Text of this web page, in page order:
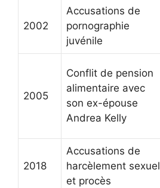
2002
Accusations de
pornographie
juvénile
2005
Conflit de pension
alimentaire avec
son ex-épouse
Andrea Kelly
2018
Accusations de
harcèlement sexuel
et procès